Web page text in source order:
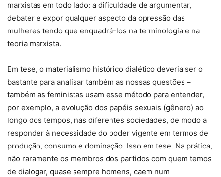
marxistas em todo lado: a dificuldade de argumentar,
debater e expor qualquer aspecto da opressão das
mulheres tendo que enquadrá-los na terminologia e na
teoria marxista.
Em tese, o materialismo histórico dialético deveria ser o
bastante para analisar também as nossas questões –
também as feministas usam esse método para entender,
por exemplo, a evolução dos papéis sexuais (gênero) ao
longo dos tempos, nas diferentes sociedades, de modo a
responder à necessidade do poder vigente em termos de
produção, consumo e dominação. Isso em tese. Na prática,
não raramente os membros dos partidos com quem temos
de dialogar, quase sempre homens, caem num